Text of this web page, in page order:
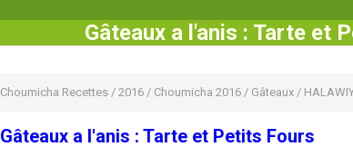
Gâteaux a l'anis : Tarte et
Choumicha Recettes / 2016 / Choumicha 2016 / Gâteaux /
Gâteaux a l'anis : Tarte et Petits Fours